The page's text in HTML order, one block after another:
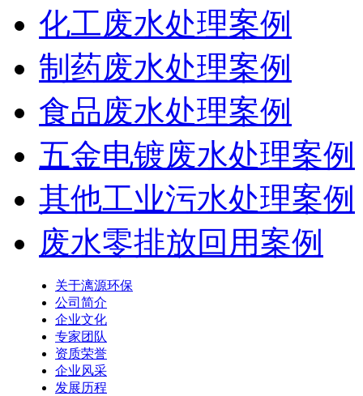
化工废水处理案例
制药废水处理案例
食品废水处理案例
五金电镀废水处理案例
其他工业污水处理案例
废水零排放回用案例
关于漓源环保
公司简介
企业文化
专家团队
资质荣誉
企业风采
发展历程